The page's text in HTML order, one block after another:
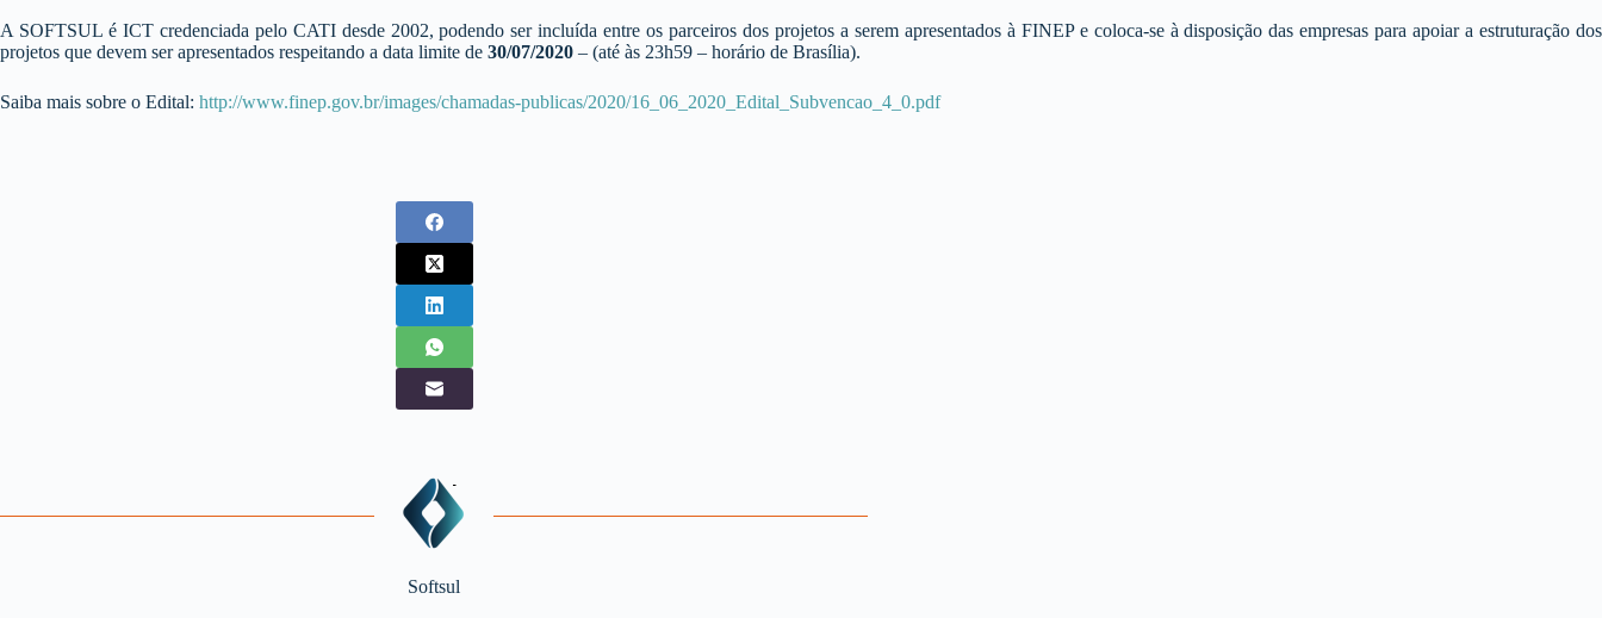
A SOFTSUL é ICT credenciada pelo CATI desde 2002, podendo ser incluída entre os parceiros dos projetos a serem apresentados à FINEP e coloca-se à disposição das empresas para apoiar a estruturação dos
projetos que devem ser apresentados respeitando a data limite de 30/07/2020 – (até às 23h59 – horário de Brasília).
Saiba mais sobre o Edital: http://www.finep.gov.br/images/chamadas-publicas/2020/16_06_2020_Edital_Subvencao_4_0.pdf
Softsul